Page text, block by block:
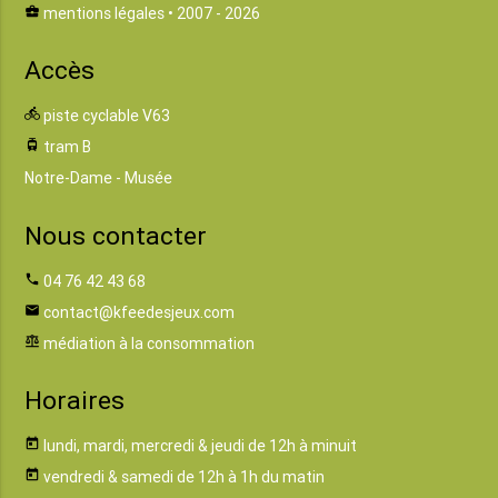
business_center mentions légales • 2007 - 2026
Accès
directions_bike piste cyclable V63
tram tram B
Notre-Dame - Musée
Nous contacter
phone 04 76 42 43 68
email contact@kfeedesjeux.com
balance médiation à la consommation
Horaires
today lundi, mardi, mercredi & jeudi de 12h à minuit
today vendredi & samedi de 12h à 1h du matin